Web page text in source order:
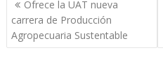
s
A
b
o
e
n
de
entradas
Ofrece la UAT nueva
carrera de Producción
Agropecuaria Sustentable